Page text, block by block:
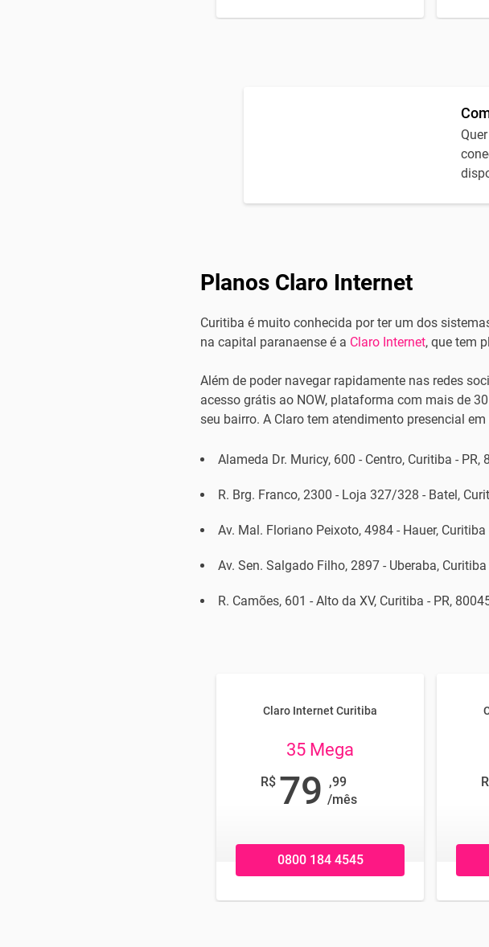
Planos Claro Internet
Curitiba é muito conhecida por ter um dos
na capital paranaense é a Claro Internet, que tem
Além de poder navegar rapidamente nas redes
acesso grátis ao NOW, plataforma com mais de
seu bairro. A Claro tem atendimento presencial
Alameda Dr. Muricy, 600 - Centro, Curitiba - PR,
R. Brg. Franco, 2300 - Loja 327/328 - Batel,
Av. Mal. Floriano Peixoto, 4984 - Hauer, Curitiba
Av. Sen. Salgado Filho, 2897 - Uberaba, Curitiba
R. Camões, 601 - Alto da XV, Curitiba - PR,
Claro Internet Curitiba
35 Mega
R$ 79 ,99
/mês
0800 184 4545